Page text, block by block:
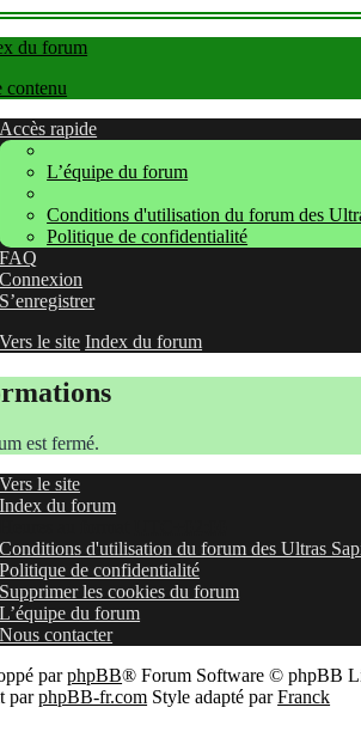
contenu
Accès rapide
L’équipe du forum
Conditions d'utilisation du forum des
Politique de confidentialité
FAQ
Connexion
S’enregistrer
Vers le site Index du forum
est fermé.
Vers le site
Index du forum
Conditions d'utilisation du forum des Ultras
Politique de confidentialité
Supprimer les cookies du forum
L’équipe du forum
Nous contacter
parphpBB® Forum Software © phpBB
parphpBB-fr.com Style adapté parFranck